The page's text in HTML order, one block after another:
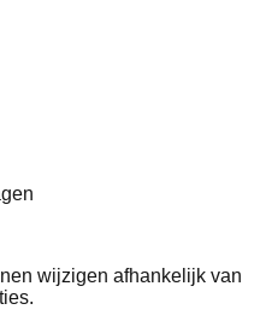
wijzigen afhankelijk van